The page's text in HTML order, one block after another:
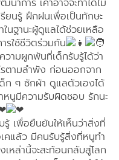
าการ เค้าอาจจะทำได้ไม่
ยนรู้ ฝึกฝนเพื่อเป็นทักษะ
ในฐานะผู้ดูแลได้ช่วยเหลือ
รใช้ชีวิตร่วมกัน
วามผูกพันที่เด็กรับรู้ได้ว่า
รตามลำพัง ก่อนออกจาก
ด็ก ๆ ซักผ้า ดูแลตัวเองได้
หนูมีความรับผิดชอบ รักนะ
รู้ เพื่อยืนยันให้เห็นว่าสิ่งที่
คแล้ว มีคนรับรู้สิ่งที่หนูทำ
หล่านี้จะสะท้อนกลับสู่โลก